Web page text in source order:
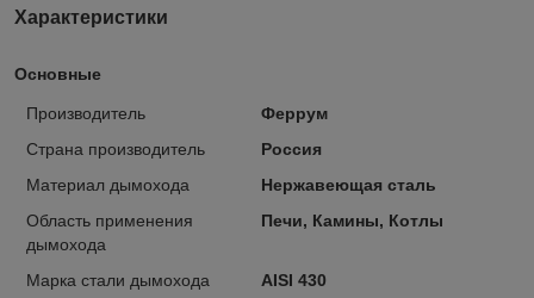
Характеристики
Основные
Производитель
Феррум
Страна производитель
Россия
Материал дымохода
Нержавеющая сталь
Область применения
дымохода
Печи, Камины, Котлы
Марка стали дымохода
AISI 430